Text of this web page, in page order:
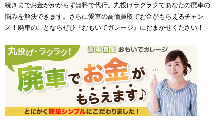
続きまでお金がかからず無料で代行。丸投げラクラクであなたの廃車の
悩みを解決できます。さらに愛車の高価買取でお金がもらえるチャン
ス！廃車のことならぜひ『おもいでガレージ』におまかせください！